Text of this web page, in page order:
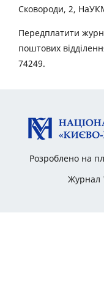
Сковороди, 2,
Передплатити
поштових
74249.
Розроблено на
Журнал